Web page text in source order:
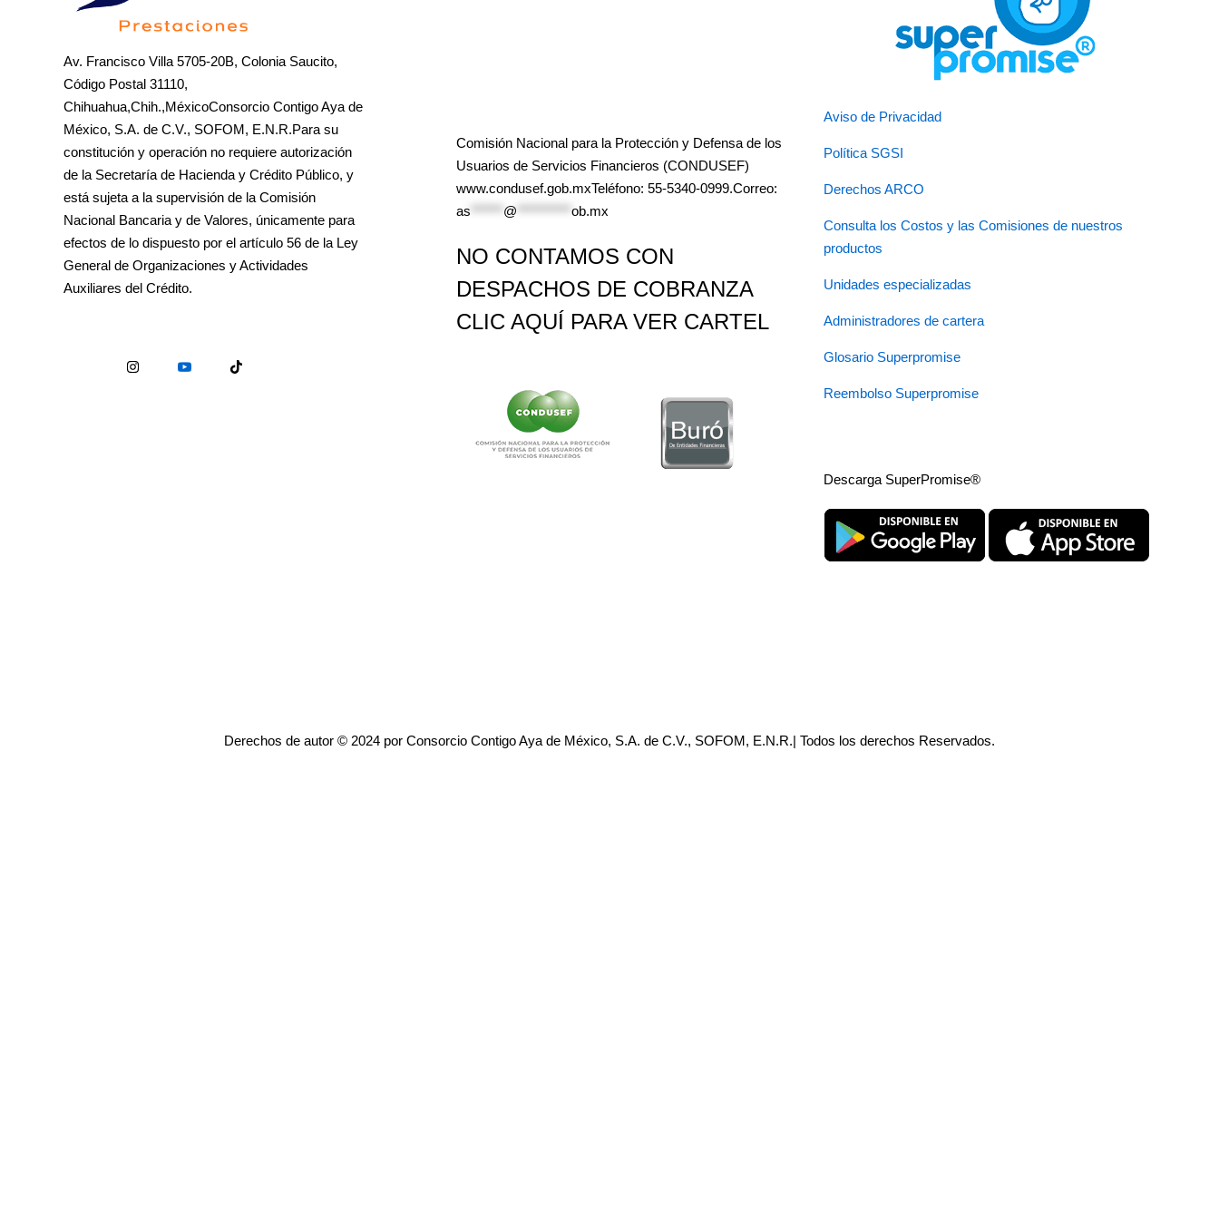
Av. Francisco Villa 5705-20B, Colonia Saucito,
Código Postal 31110,
Chihuahua,Chih.,MéxicoConsorcio Contigo Aya de
México, S.A. de C.V., SOFOM, E.N.R.Para su
constitución y operación no requiere autorización
de la Secretaría de Hacienda y Crédito Público, y
está sujeta a la supervisión de la Comisión
Nacional Bancaria y de Valores, únicamente para
efectos de lo dispuesto por el artículo 56 de la Ley
General de Organizaciones y Actividades
Auxiliares del Crédito.
Comisión Nacional para la Protección y Defensa de los
Usuarios de Servicios Financieros (CONDUSEF)
www.condusef.gob.mxTeléfono: 55-5340-0999.Correo:
as
@ ob.mx
NO CONTAMOS CON
DESPACHOS DE COBRANZA
CLIC AQUÍ PARA VER CARTEL
Aviso de Privacidad
Política SGSI
Derechos ARCO
Consulta los Costos y las Comisiones de nuestros
productos
Unidades especializadas
Administradores de cartera
Glosario Superpromise
Reembolso Superpromise
Descarga SuperPromise®
Derechos de autor © 2024 por Consorcio Contigo Aya de México, S.A. de C.V., SOFOM, E.N.R.| Todos los derechos Reservados.